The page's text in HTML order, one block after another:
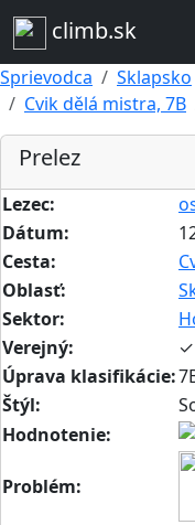
climb.sk
Sprievodca Sklapsko
Cvik dělá mistra, 7B
Prelez
Lezec:
Dátum:
Cesta:
Oblasť:
Sektor:
Verejný:
✓
Úprava klasifikácie:
Štýl:
Hodnotenie:
Problém: